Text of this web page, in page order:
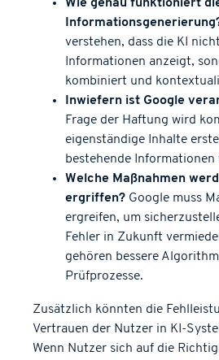
Wie genau funktioniert
verstehen, dass die KI
Informationen anzeigt,
kombiniert und
Inwiefern ist Google
Frage der Haftung wird
eigenständige Inhalte
bestehende Informationen
Welche Maßnahmen
ergriffen? Google muss
ergreifen, um
Fehler in Zukunft
gehören bessere
Prüfprozesse.
Zusätzlich könnten die
Vertrauen der Nutzer in KI-
Wenn Nutzer sich auf die